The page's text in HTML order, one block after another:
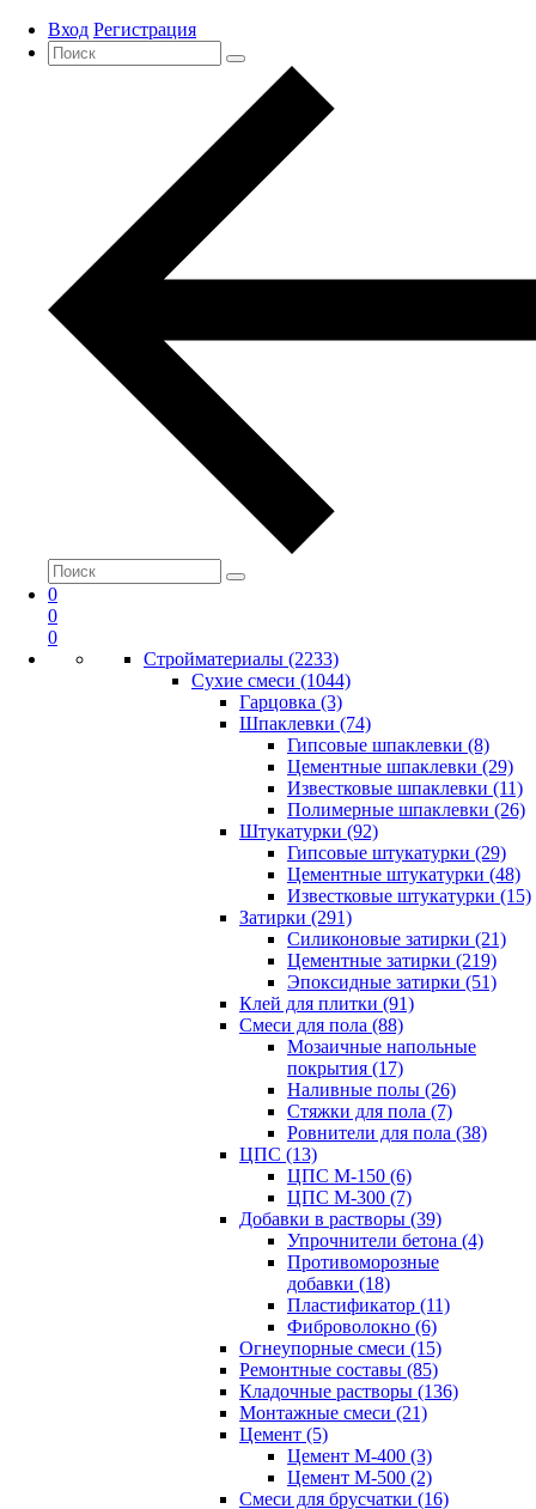
Вход Регистрация
0
0
0
Стройматериалы (2233)
Сухие смеси (1044)
Гарцовка (3)
Шпаклевки (74)
Гипсовые шпаклевки (8)
Цементные шпаклевки (29)
Известковые шпаклевки (11)
Полимерные шпаклевки (26)
Штукатурки (92)
Гипсовые штукатурки (29)
Цементные штукатурки (48)
Известковые штукатурки (15)
Затирки (291)
Силиконовые затирки (21)
Цементные затирки (219)
Эпоксидные затирки (51)
Клей для плитки (91)
Смеси для пола (88)
Мозаичные напольные
покрытия (17)
Наливные полы (26)
Стяжки для пола (7)
Ровнители для пола (38)
ЦПС (13)
ЦПС М-150 (6)
ЦПС М-300 (7)
Добавки в растворы (39)
Упрочнители бетона (4)
Противоморозные
добавки (18)
Пластификатор (11)
Фиброволокно (6)
Огнеупорные смеси (15)
Ремонтные составы (85)
Кладочные растворы (136)
Монтажные смеси (21)
Цемент (5)
Цемент М-400 (3)
Цемент М-500 (2)
Смеси для брусчатки (16)